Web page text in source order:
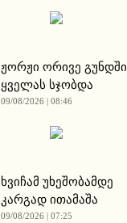
ჟორჟი ორივე გუნდში
ყველას სჯობდა
09/08/2026 | 08:46
ხვიჩამ უხეშობამდე
კარგად ითამაშა
09/08/2026 | 07:25